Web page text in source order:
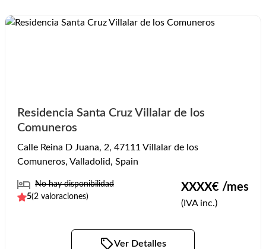
Residencia Santa Cruz Villalar de los
Comuneros
Calle Reina D Juana, 2, 47111 Villalar de los
Comuneros, Valladolid, Spain
No hay disponibilidad
5(2 valoraciones)
XXXX€ /mes
(IVA inc.)
Ver Detalles